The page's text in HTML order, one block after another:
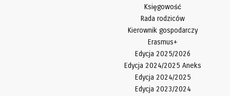
Księgowość
Rada rodziców
Kierownik gospodarczy
Erasmus+
Edycja 2025/2026
Edycja 2024/2025 Aneks
Edycja 2024/2025
Edycja 2023/2024